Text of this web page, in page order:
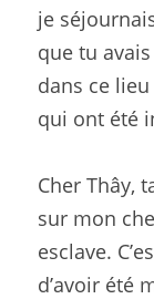
je
que tu
dans ce
qui ont été
Cher Thây,
sur mon
esclave.
d’avoir été